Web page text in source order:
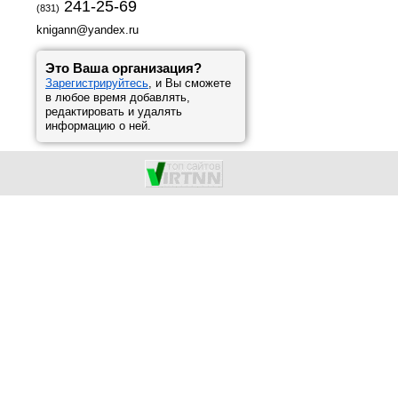
(831) 241-25-69
knigann@yandex.ru
Это Ваша организация?
Зарегистрируйтесь, и Вы сможете
в любое время добавлять,
редактировать и удалять
информацию о ней.